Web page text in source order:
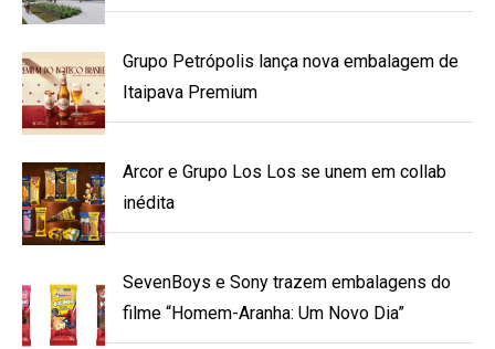
Grupo Petrópolis lança nova embalagem de
Itaipava Premium
Arcor e Grupo Los Los se unem em collab
inédita
SevenBoys e Sony trazem embalagens do
filme “Homem-Aranha: Um Novo Dia”